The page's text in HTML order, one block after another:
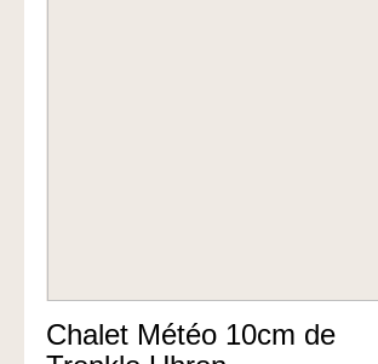
Chalet Météo 10cm de